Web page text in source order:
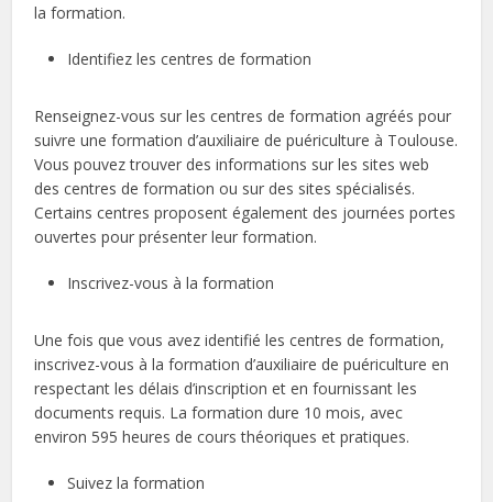
la formation.
Identifiez les centres de formation
Renseignez-vous sur les centres de formation agréés pour
suivre une formation d’auxiliaire de puériculture à Toulouse.
Vous pouvez trouver des informations sur les sites web
des centres de formation ou sur des sites spécialisés.
Certains centres proposent également des journées portes
ouvertes pour présenter leur formation.
Inscrivez-vous à la formation
Une fois que vous avez identifié les centres de formation,
inscrivez-vous à la formation d’auxiliaire de puériculture en
respectant les délais d’inscription et en fournissant les
documents requis. La formation dure 10 mois, avec
environ 595 heures de cours théoriques et pratiques.
Suivez la formation